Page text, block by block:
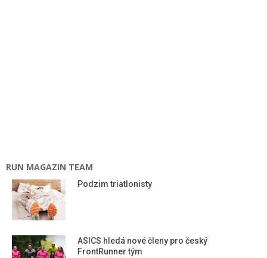
RUN MAGAZIN TEAM
Podzim triatlonisty
ASICS hledá nové členy pro český
FrontRunner tým